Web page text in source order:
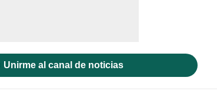
Unirme al canal de noticias